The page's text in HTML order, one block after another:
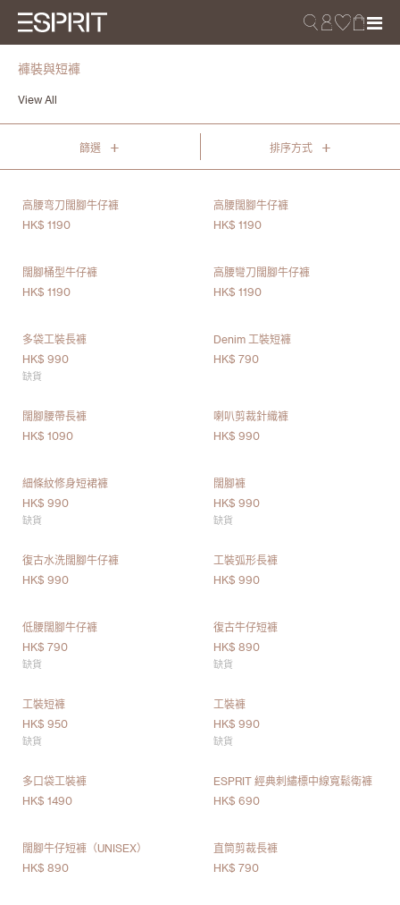
褲裝與短褲
View All
排序方式 +
篩選 +
高腰弯刀闊腳牛仔褲
HK$ 1190
高腰闊腳牛仔褲
HK$ 1190
闊腳桶型牛仔褲
HK$ 1190
高腰彎刀闊腳牛仔褲
HK$ 1190
多袋工裝長褲
HK$ 990
缺貨
Denim 工裝短褲
HK$ 790
闊腳腰帶長褲
HK$ 1090
喇叭剪裁針織褲
HK$ 990
細條紋修身短裙褲
HK$ 990
缺貨
闊腳褲
HK$ 990
缺貨
復古水洗闊腳牛仔褲
HK$ 990
工裝弧形長褲
HK$ 990
低腰闊腳牛仔褲
HK$ 790
缺貨
復古牛仔短褲
HK$ 890
缺貨
工裝短褲
HK$ 950
缺貨
工裝褲
HK$ 990
缺貨
多口袋工裝褲
HK$ 1490
ESPRIT 經典刺繡標中線寬鬆衛褲
HK$ 690
闊腳牛仔短褲（UNISEX）
HK$ 890
直筒剪裁長褲
HK$ 790